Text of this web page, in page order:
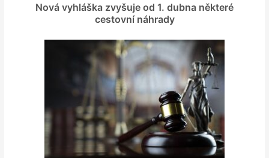
Nová vyhláška zvyšuje od 1. dubna některé
cestovní náhrady